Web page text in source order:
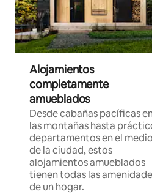
Alojamientos
completamente
amueblados
Desde cabañas pacíficas
las montañas hasta
departamentos en el medio
de la ciudad, estos
alojamientos amueblados
tienen todas las
de un hogar.